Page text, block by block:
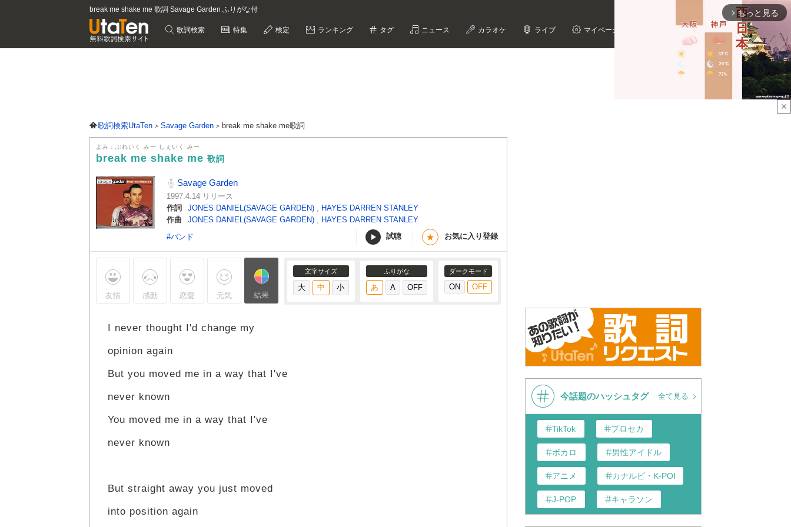
break me shake me 歌詞 Savage Garden ふりがな付
歌詞検索 特集 検定 ランキング タグ ニュース カラオケ ライブ マイページ
歌詞検索UtaTen Savage Garden break me shake me歌詞
よみ：ぶれいく みー しぇいく みー
break me shake me 歌詞
Savage Garden
1997.4.14 リリース
作詞
JONES DANIEL(SAVAGE GARDEN) , HAYES DARREN STANLEY
作曲
JONES DANIEL(SAVAGE GARDEN) , HAYES DARREN STANLEY
#バンド
試聴 ★ お気に入り登録
友情 感動 恋愛 元気 結果
文字サイズ ふりがな ダークモード
I never thought I'd change my
opinion again
But you moved me in a way that I've
never known
You moved me in a way that I've
never known
But straight away you just moved
into position again
close
arrow_forward_ios もっと見る
今話題のハッシュタグ 全て見る
TikTok プロセカ
ボカロ 男性アイドル
アニメ カナルビ・K-POP和訳
J-POP キャラソン